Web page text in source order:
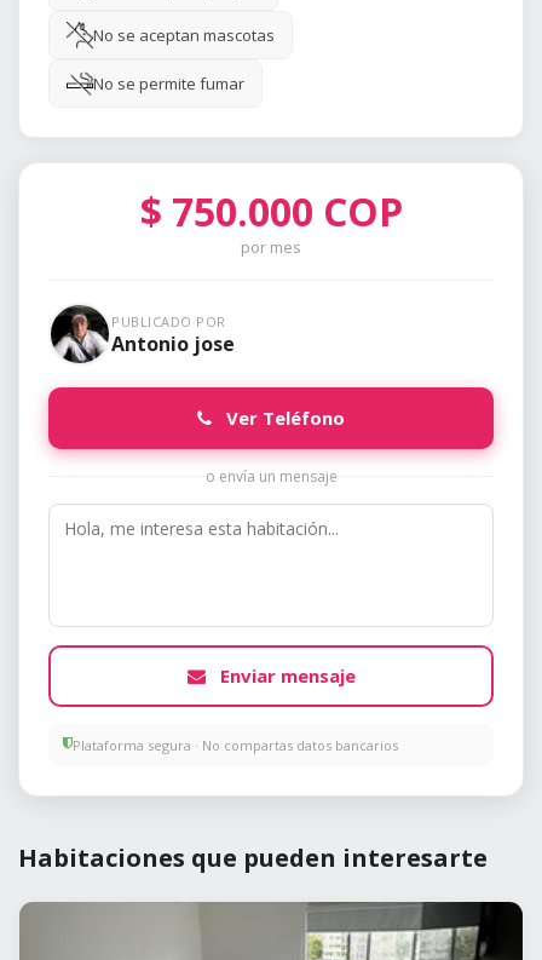
No se aceptan mascotas
No se permite fumar
$ 750.000 COP
por mes
PUBLICADO POR
Antonio jose
Ver Teléfono
o envía un mensaje
Enviar mensaje
Plataforma segura · No compartas datos bancarios
Habitaciones que pueden interesarte